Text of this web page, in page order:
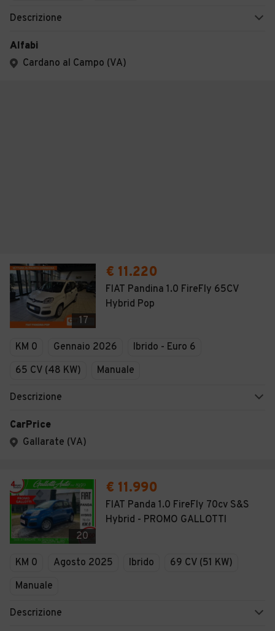
Descrizione
Alfabi
Cardano al Campo (VA)
17
€ 11.220
FIAT Pandina 1.0 FireFly 65CV
Hybrid Pop
KM 0 Gennaio 2026
Ibrido - Euro 6
65 CV (48 KW)
Manuale
Descrizione
CarPrice
Gallarate (VA)
20
€ 11.990
FIAT Panda 1.0 FireFly 70cv S&S
Hybrid - PROMO GALLOTTI
KM 0 Agosto 2025 Ibrido
69 CV (51 KW)
Manuale
Descrizione